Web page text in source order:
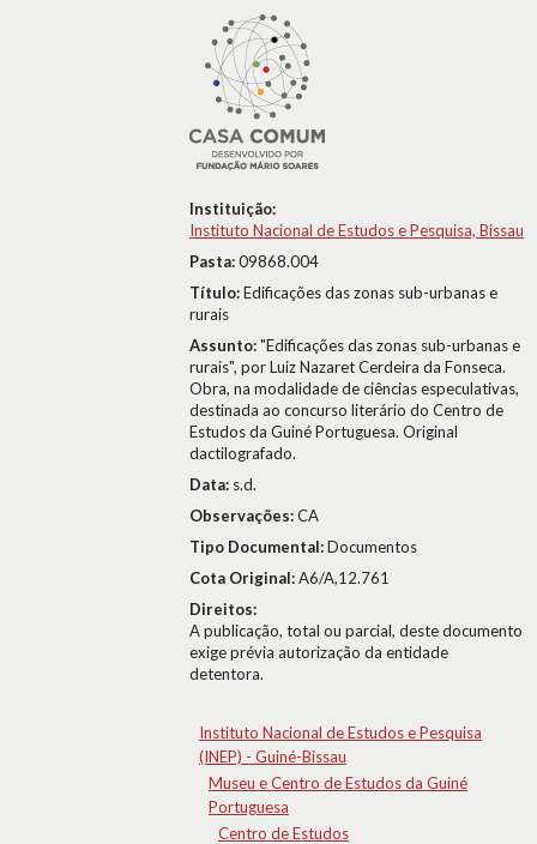
Instituição:
Instituto Nacional de Estudos e Pesquisa, Bissau
Pasta:09868.004
Título:Edificações das zonas sub-urbanas e
rurais
Assunto:"Edificações das zonas sub-urbanas e
rurais", por Luiz Nazaret Cerdeira da Fonseca.
Obra, na modalidade de ciências especulativas,
destinada ao concurso literário do Centro de
Estudos da Guiné Portuguesa. Original
dactilografado.
Data: s.d.
Observações:CA
Tipo Documental:Documentos
Cota Original:A6/A,12.761
Direitos:
A publicação, total ou parcial, deste documento
exige prévia autorização da entidade
detentora.
Instituto Nacional de Estudos e Pesquisa
(INEP) - Guiné-Bissau
Museu e Centro de Estudos da Guiné
Portuguesa
Centro de Estudos